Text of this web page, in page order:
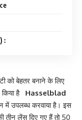
:
को बेहतर बनाने के लिए
है Hasselblad
में उपलब्ध करवाया है। इस
तीन लेंस दिए गए हैं तो 50